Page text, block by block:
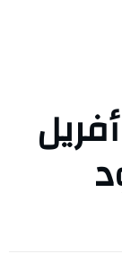
طقس الأربعاء 29 أفريل